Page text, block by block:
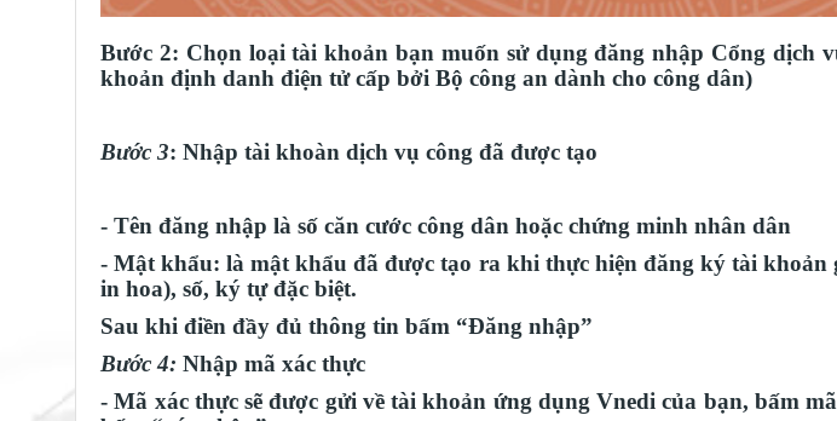
Bước 2: Chọn loại tài khoản bạn muốn sử dụng đăng nhập Cổng dịch
khoản định danh điện tử cấp bởi Bộ công an dành cho công dân)
Bước 3: Nhập tài khoàn dịch vụ công đã được tạo
- Tên đăng nhập là số căn cước công dân hoặc chứng minh nhân dân
- Mật khẩu: là mật khẩu đã được tạo ra khi thực hiện đăng ký tài khoản
in hoa), số, ký tự đặc biệt.
Sau khi điền đầy đủ thông tin bấm “Đăng nhập”
Bước 4: Nhập mã xác thực
- Mã xác thực sẽ được gửi về tài khoản ứng dụng Vnedi của bạn, bấm